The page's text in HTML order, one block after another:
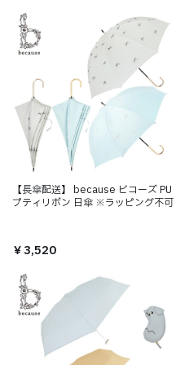
【長傘配送】 because ビコーズ PU
プティリボン 日傘 ※ラッピング不可
￥3,520